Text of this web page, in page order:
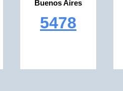
Buenos Aires
5478